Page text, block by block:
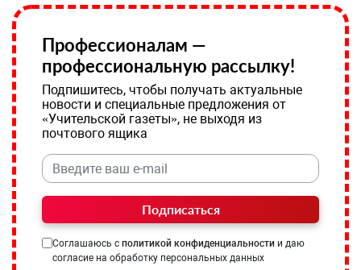
Профессионалам —
профессиональную рассылку!
Подпишитесь, чтобы получать актуальные
новости и специальные предложения от
«Учительской газеты», не выходя из
почтового ящика
Подписаться
Соглашаюсь с политикой конфиденциальности и даю
согласие на обработку персональных данных